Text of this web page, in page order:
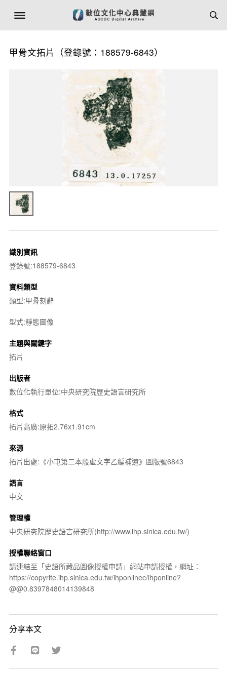
甲骨文拓片（登錄號：188579-6843）
識別資訊
登錄號:188579-6843
資料類型
類型:甲骨刻辭
型式:靜態圖像
主題與關鍵字
拓片
出版者
數位化執行單位:中央研究院歷史語言研究所
格式
拓片高廣:原拓2.76x1.91cm
來源
拓片出處:《小屯第二本殷虛文字乙編補遺》圖版號6843
語言
中文
管理權
中央研究院歷史語言研究所(http://www.ihp.sinica.edu.tw/)
授權聯絡窗口
請連結至「史語所藏品圖像授權申請」網站申請授權，網址：
https://copyrite.ihp.sinica.edu.tw/ihponlinec/ihponline?
@@0.8397848014139848
分享本文